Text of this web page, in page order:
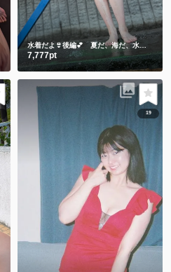
ピンクの下着何も隠れてないんですけど😤
7,777pt
19